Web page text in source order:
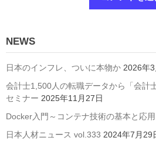
NEWS
日本のインフレ、ついに本物か 2026年
会計士1,500人の転職データから「会計
セミナー 2025年11月27日
Docker入門～コンテナ技術の基本と応用
日本人材ニュース vol.333 2024年7月29